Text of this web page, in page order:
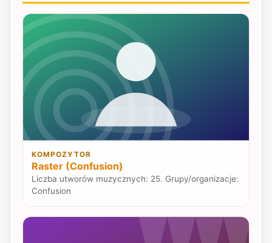
KOMPOZYTOR
Raster (Confusion)
Liczba utworów muzycznych: 25. Grupy/organizacje:
Confusion